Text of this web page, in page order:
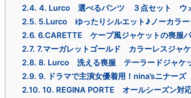
2.4. 4. Lurco 選べるパンツ ３点セット ウォ
2.5. 5.Lurco ゆったりシルエット♪ノーカラー
2.6. 6.CARETTE ケープ風ジャケットの喪服
2.7. 7.マーガレットゴールド カラーレスジャ
2.8. 8. Lurco 洗える喪服 テーラードジャケ
2.9. 9. ドラマで主演女優着用！nina’sニナー
2.10. 10. REGINA PORTE オールシーズン対